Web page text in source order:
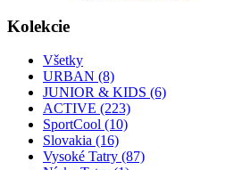
Kolekcie
Všetky
URBAN (8)
JUNIOR & KIDS (6)
ACTIVE (223)
SportCool (10)
Slovakia (16)
Vysoké Tatry (87)